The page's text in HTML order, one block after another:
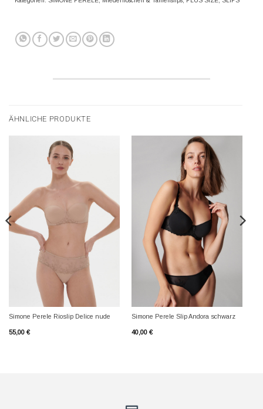
ÄHNLICHE PRODUKTE
Simone Perele Rioslip Delice nude
55,00 €
Simone Perele Slip Andora schwarz
40,00 €